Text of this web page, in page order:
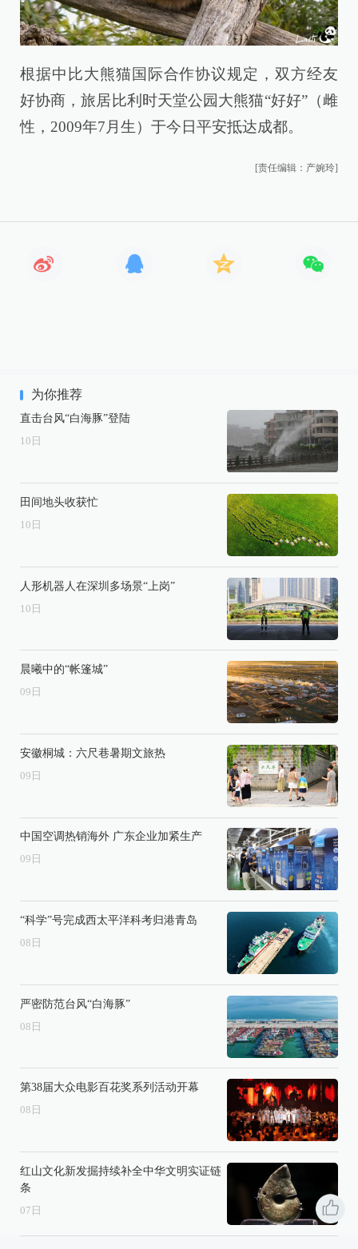
根据中比大熊猫国际合作协议规定，双方经友
好协商，旅居比利时天堂公园大熊猫“好好”（雌
性，2009年7月生）于今日平安抵达成都。
[责任编辑：产婉玲]
为你推荐
直击台风“白海豚”登陆
10 日
田间地头收获忙
10 日
人形机器人在深圳多场景“上岗”
10 日
晨曦中的“帐篷城”
09 日
安徽桐城：六尺巷暑期文旅热
09 日
中国空调热销海外 广东企业加紧生产
09 日
“科学”号完成西太平洋科考归港青岛
08 日
严密防范台风“白海豚”
08 日
第38届大众电影百花奖系列活动开幕
08 日
红山文化新发掘持续补全中华文明实证链
条
07 日